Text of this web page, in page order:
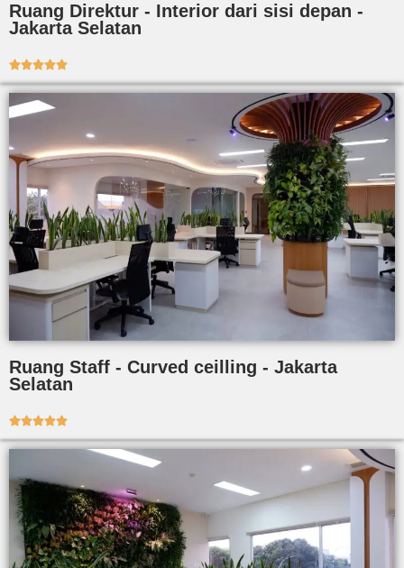
Ruang Direktur - Interior dari sisi depan -
Jakarta Selatan

Ruang Staff - Curved ceilling - Jakarta
Selatan
